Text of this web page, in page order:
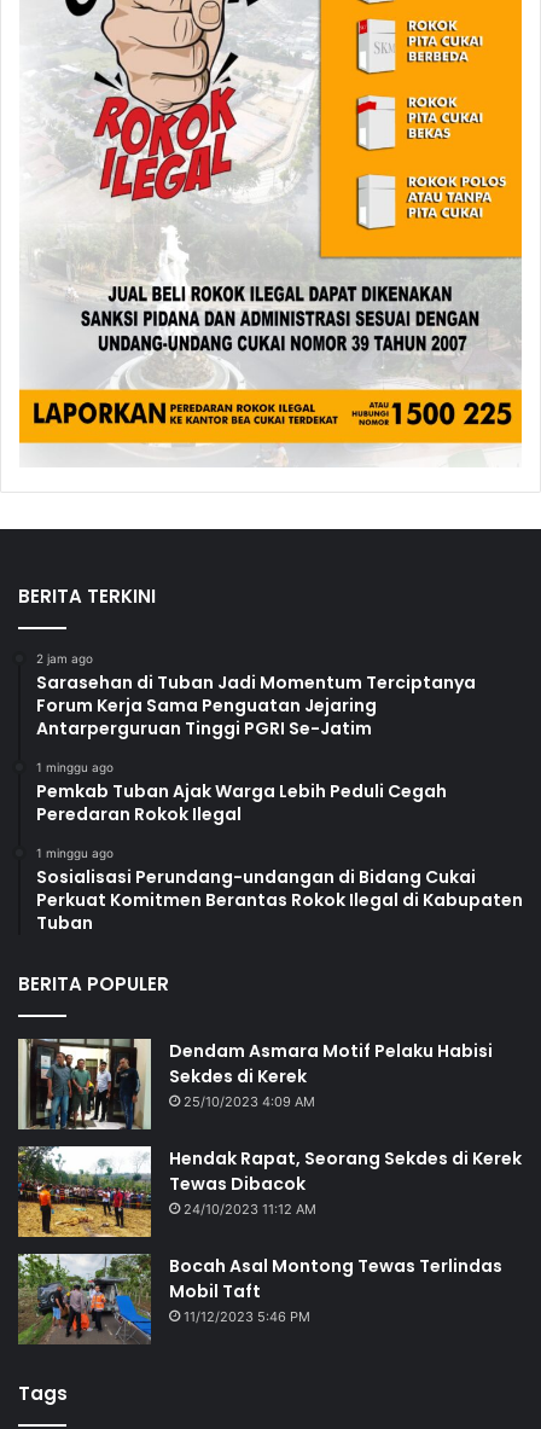
BERITA TERKINI
2 jam ago
Sarasehan di Tuban Jadi Momentum Terciptanya
Forum Kerja Sama Penguatan Jejaring
Antarperguruan Tinggi PGRI Se-Jatim
1 minggu ago
Pemkab Tuban Ajak Warga Lebih Peduli Cegah
Peredaran Rokok Ilegal
1 minggu ago
Sosialisasi Perundang-undangan di Bidang Cukai
Perkuat Komitmen Berantas Rokok Ilegal di Kabupaten
Tuban
BERITA POPULER
Dendam Asmara Motif Pelaku Habisi
Sekdes di Kerek
25/10/2023 4:09 AM
Hendak Rapat, Seorang Sekdes di Kerek
Tewas Dibacok
24/10/2023 11:12 AM
Bocah Asal Montong Tewas Terlindas
Mobil Taft
11/12/2023 5:46 PM
Tags